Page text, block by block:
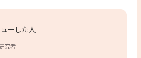
ーした人
究者